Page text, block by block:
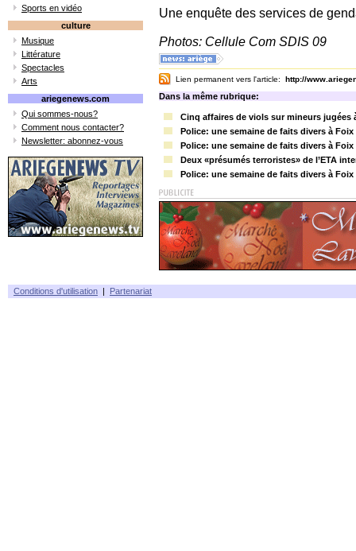
Sports en vidéo
culture
Musique
Littérature
Spectacles
Arts
ariegenews.com
Qui sommes-nous?
Comment nous contacter?
Newsletter: abonnez-vous
Une enquête des services de
Photos: Cellule Com SDIS 09
Lien permanent vers l'article: http://
Dans la même rubrique:
Cinq affaires de viols sur mineurs jugées
Police: une semaine de faits divers à Foix
Police: une semaine de faits divers à Foix
Deux «présumés terroristes» de l’ETA
Police: une semaine de faits divers à Foix
Conditions d'utilisation | Partenariat